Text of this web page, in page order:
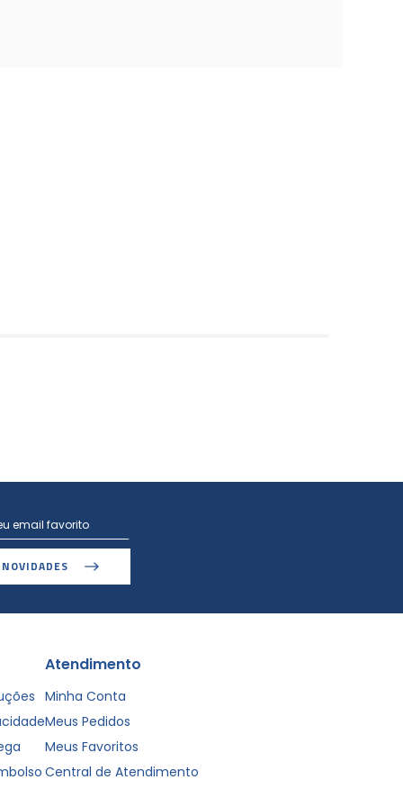
Atendimento
Minha Conta
Meus Pedidos
Meus Favoritos
Central de Atendimento